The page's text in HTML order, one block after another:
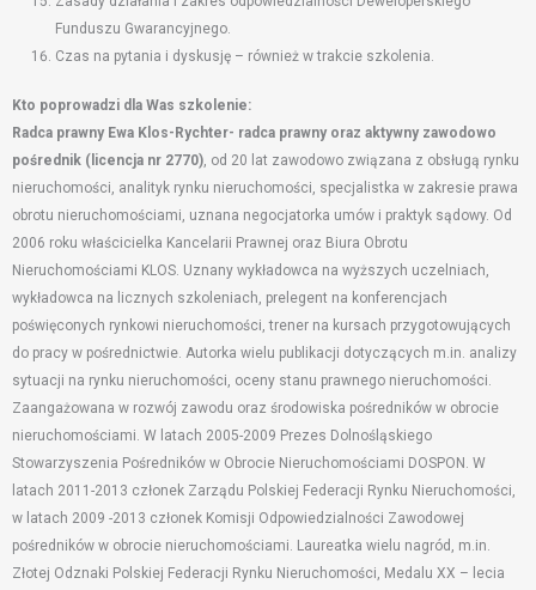
Funduszu Gwarancyjnego.
Czas na pytania i dyskusję – również w trakcie szkolenia.
Kto poprowadzi dla Was szkolenie:
Radca prawny Ewa Klos-Rychter- radca prawny oraz aktywny zawodowo
pośrednik (licencja nr 2770), od 20 lat zawodowo związana z obsługą rynku
nieruchomości, analityk rynku nieruchomości, specjalistka w zakresie prawa
obrotu nieruchomościami, uznana negocjatorka umów i praktyk sądowy. Od
2006 roku właścicielka Kancelarii Prawnej oraz Biura Obrotu
Nieruchomościami KLOS. Uznany wykładowca na wyższych uczelniach,
wykładowca na licznych szkoleniach, prelegent na konferencjach
poświęconych rynkowi nieruchomości, trener na kursach przygotowujących
do pracy w pośrednictwie. Autorka wielu publikacji dotyczących m.in. analizy
sytuacji na rynku nieruchomości, oceny stanu prawnego nieruchomości.
Zaangażowana w rozwój zawodu oraz środowiska pośredników w obrocie
nieruchomościami. W latach 2005-2009 Prezes Dolnośląskiego
Stowarzyszenia Pośredników w Obrocie Nieruchomościami DOSPON. W
latach 2011-2013 członek Zarządu Polskiej Federacji Rynku Nieruchomości,
w latach 2009 -2013 członek Komisji Odpowiedzialności Zawodowej
pośredników w obrocie nieruchomościami. Laureatka wielu nagród, m.in.
Złotej Odznaki Polskiej Federacji Rynku Nieruchomości, Medalu XX – lecia